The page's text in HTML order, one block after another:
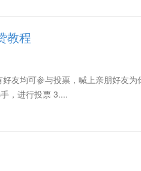
教程
友均可参与投票，喊上亲朋好友为
，进行投票 3....